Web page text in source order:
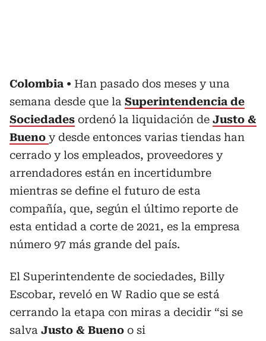
Colombia
Han pasado dos meses y una
semana desde que la Superintendencia de
Sociedades ordenó la liquidación de Justo &
Bueno y desde entonces varias tiendas han
cerrado y los empleados, proveedores y
arrendadores están en incertidumbre
mientras se define el futuro de esta
compañía, que, según el último reporte de
esta entidad a corte de 2021, es la empresa
número 97 más grande del país.
El Superintendente de sociedades, Billy
Escobar, reveló en W Radio que se está
cerrando la etapa con miras a decidir “si se
salva Justo & Bueno o si